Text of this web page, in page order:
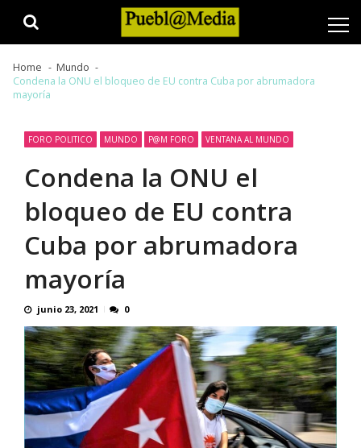
Home
Mundo
Condena la ONU el bloqueo de EU contra Cuba por abrumadora
mayoría
FORO POLITICO MUNDO P@M FORO VENTANA AL MUNDO
Condena la ONU el
bloqueo de EU contra
Cuba por abrumadora
mayoría
junio 23, 2021 0